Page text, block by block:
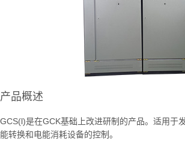
产品概述
GCS(l)是在GCK基础上改进研制的产品。适用于
能转换和电能消耗设备的控制。